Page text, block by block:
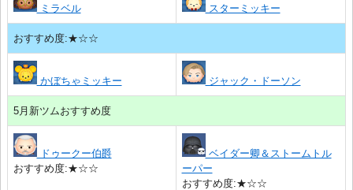
ミラベル スターミッキー
おすすめ度:★☆☆
かぼちゃミッキー ジャック・ドーソン
5月新ツムおすすめ度
ドゥークー伯爵
おすすめ度:★☆☆
ベイダー卿＆ストームトル
ーパー
おすすめ度:★☆☆